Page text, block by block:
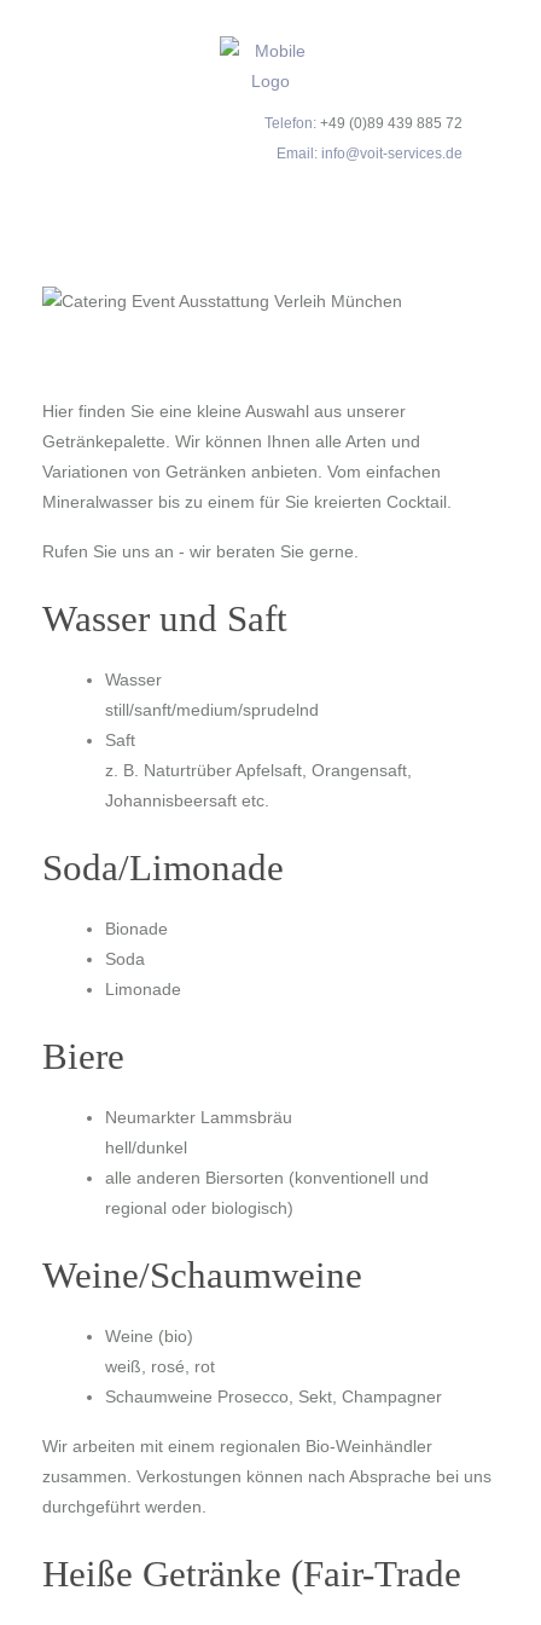
Telefon: +49 (0)89 439 885 72
Email: info@voit-services.de
Hier finden Sie eine kleine Auswahl aus unserer
Getränkepalette. Wir können Ihnen alle Arten und
Variationen von Getränken anbieten. Vom einfachen
Mineralwasser bis zu einem für Sie kreierten Cocktail.
Rufen Sie uns an - wir beraten Sie gerne.
Wasser und Saft
Wasser
still/sanft/medium/sprudelnd
Saft
z. B. Naturtrüber Apfelsaft, Orangensaft,
Johannisbeersaft etc.
Soda/Limonade
Bionade
Soda
Limonade
Biere
Neumarkter Lammsbräu
hell/dunkel
alle anderen Biersorten (konventionell und
regional oder biologisch)
Weine/Schaumweine
Weine (bio)
weiß, rosé, rot
Schaumweine Prosecco, Sekt, Champagner
Wir arbeiten mit einem regionalen Bio-Weinhändler
zusammen. Verkostungen können nach Absprache bei uns
durchgeführt werden.
Heiße Getränke (Fair-Trade